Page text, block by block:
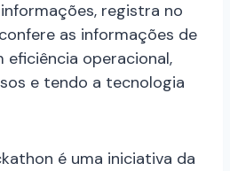
registra no
as informações de
operacional,
e tendo a tecnologia
é uma iniciativa da